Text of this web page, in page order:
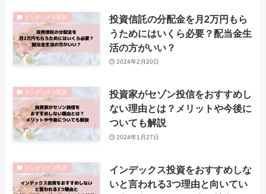
インデックス投資
投資信託の分配金を月2万円もら
うためにはいくら必要？配当金生
活の方がいい？
2024年2月20日
インデックス投資
投資家がセゾン投信をおすすめし
ない理由とは？メリットや今後に
ついても解説
2024年1月27日
インデックス投資
インデックス投資をおすすめしな
いと言われる3つ理由と向いてい